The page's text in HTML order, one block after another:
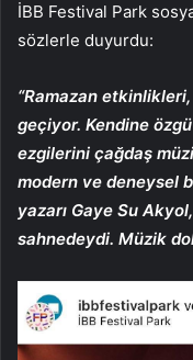
İBB Festival Park
sözlerle duyurdu:
“Ramazan
geçiyor. Kendine
ezgilerini çağdaş
modern ve deneysel
yazarı Gaye Su
sahnedeydi. Müzik